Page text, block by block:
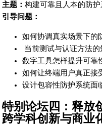
主题：构建可靠且人本的防
引导问题：
如何协调真实场景下的
当前测试与认证方法的
数字工具怎样提升可靠
如何让终端用户真正接
设计包容性防护系统面
特别论坛四：释
跨学科创新与商业